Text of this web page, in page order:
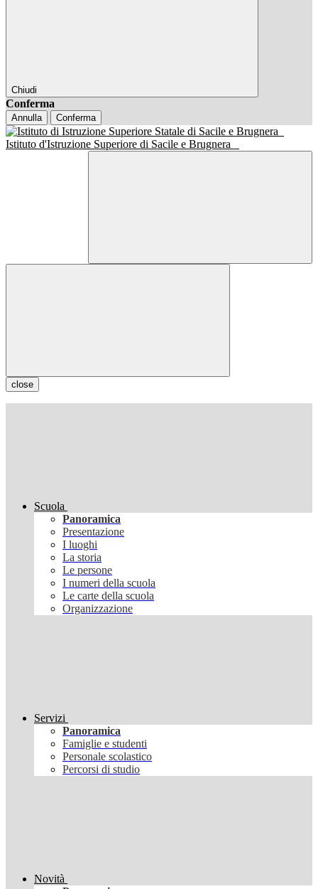
Chiudi
Conferma
Annulla Conferma
Istituto d'Istruzione Superiore di Sacile e Brugnera
close
Scuola
Panoramica
Presentazione
I luoghi
La storia
Le persone
I numeri della scuola
Le carte della scuola
Organizzazione
Servizi
Panoramica
Famiglie e studenti
Personale scolastico
Percorsi di studio
Novità